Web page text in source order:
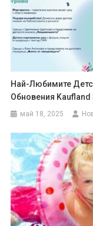
Най-Любимите
Обновения
май 18, 2025